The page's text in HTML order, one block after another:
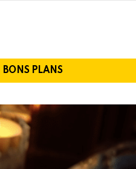
BONS PLANS